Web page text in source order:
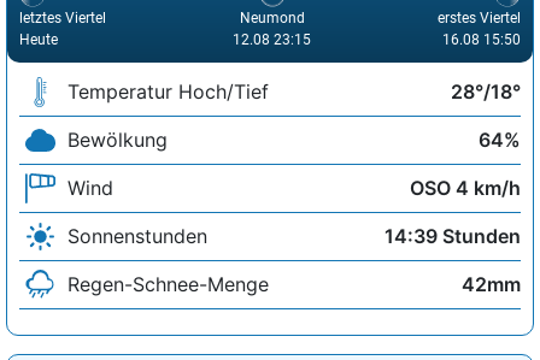
letztes Viertel
Heute
Neumond
12.08 23:15
erstes Viertel
16.08 15:50
Temperatur Hoch/Tief
28°/18°
Bewölkung
64%
Wind
OSO 4 km/h
Sonnenstunden
14:39 Stunden
Regen-Schnee-Menge
42mm